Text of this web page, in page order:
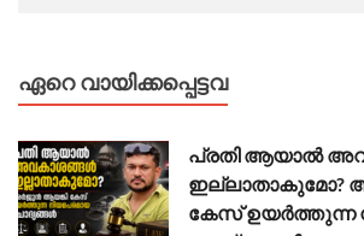
ഏറെ വായിക്കപ്പെട്ടവ
പ്രതി ആയാൽ
ഇല്ലാതാകുമോ?
കേസ് ഉയർത്തുന്ന